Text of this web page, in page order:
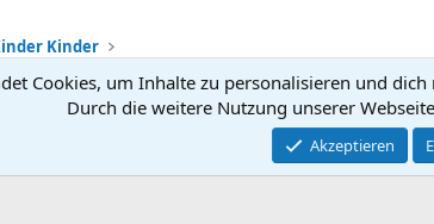
Kinder
Community platform by XenForo ®
Cookies, um Inhalte zu personalisieren und
Durch die weitere Nutzung unserer
Akzeptieren